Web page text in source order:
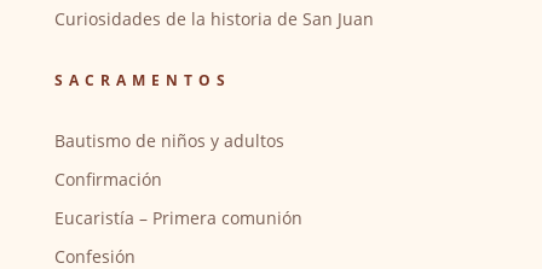
Curiosidades de la historia de San Juan
SACRAMENTOS
Bautismo de niños y adultos
Confirmación
Eucaristía – Primera comunión
Confesión